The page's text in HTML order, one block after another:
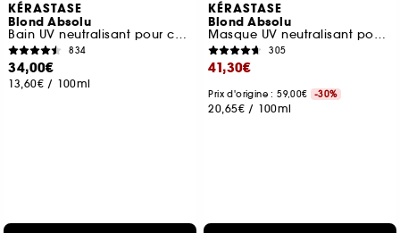
KÉRASTASE
Blond Absolu
Bain UV neutralisant pour cheveux blonds, gris, décolorés, méchés
834
34,00€
13,60€ / 100ml
KÉRASTASE
Blond Absolu
Masque UV neutralisant pour cheveux blonds, décolorés, méchés
305
41,30€
Prix d'origine : 59,00€ -30%
20,65€ / 100ml